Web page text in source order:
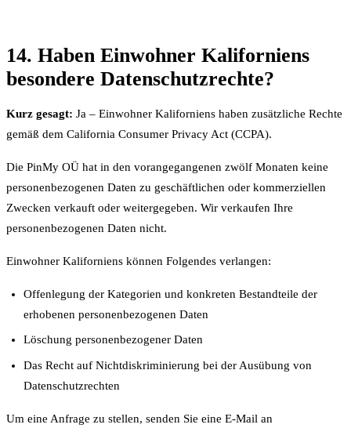
14. Haben Einwohner Kaliforniens
besondere Datenschutzrechte?
Kurz gesagt: Ja – Einwohner Kaliforniens haben zusätzliche Rechte
gemäß dem California Consumer Privacy Act (CCPA).
Die PinMy OÜ hat in den vorangegangenen zwölf Monaten keine
personenbezogenen Daten zu geschäftlichen oder kommerziellen
Zwecken verkauft oder weitergegeben. Wir verkaufen Ihre
personenbezogenen Daten nicht.
Einwohner Kaliforniens können Folgendes verlangen:
Offenlegung der Kategorien und konkreten Bestandteile der
erhobenen personenbezogenen Daten
Löschung personenbezogener Daten
Das Recht auf Nichtdiskriminierung bei der Ausübung von
Datenschutzrechten
Um eine Anfrage zu stellen, senden Sie eine E-Mail an